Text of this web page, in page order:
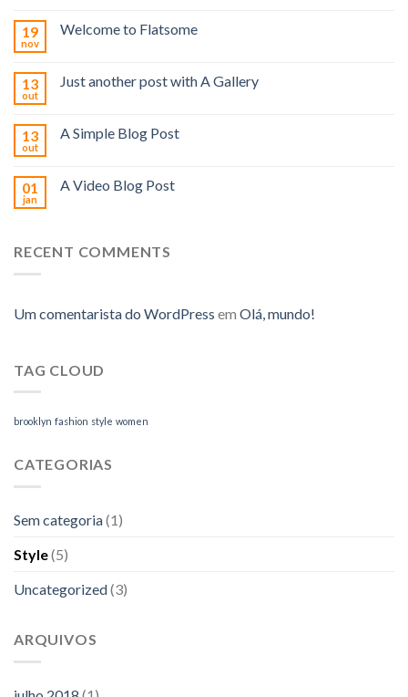
19
nov
Welcome to Flatsome
13
out
Just another post with A Gallery
13
out
A Simple Blog Post
01
jan
A Video Blog Post
RECENT COMMENTS
Um comentarista do WordPress em Olá, mundo!
TAG CLOUD
brooklyn fashion style women
CATEGORIAS
Sem categoria(1)
Style(5)
Uncategorized(3)
ARQUIVOS